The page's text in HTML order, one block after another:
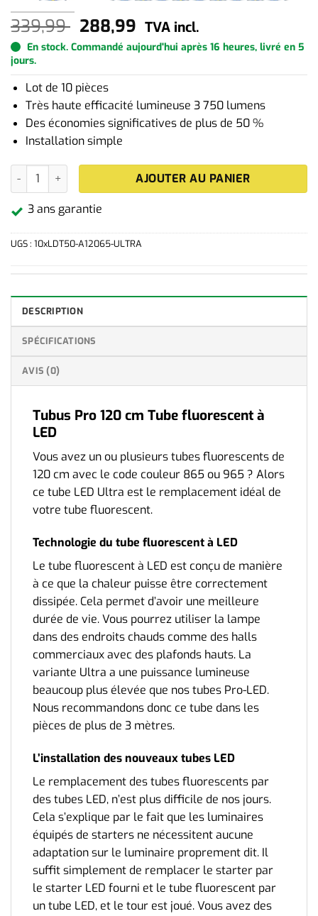
339,99 Le
prix
initial
était :
339,99 .
288,99 Le
prix
actuel
est :
288,99 .
TVA incl.
En stock. Commandé aujourd'hui après 16 heures, livré en 5
jours.
Lot de 10 pièces
Très haute efficacité lumineuse 3 750 lumens
Des économies significatives de plus de 50 %
Installation simple
quantité de Lot de 10 réglettes LED Linear Ultra 120 cm blanc
AJOUTER AU PANIER
3 ans garantie
UGS : 10xLDT50-A12065-ULTRA
DESCRIPTION
SPÉCIFICATIONS
AVIS (0)
Tubus Pro 120 cm Tube fluorescent à
LED
Vous avez un ou plusieurs tubes fluorescents de
120 cm avec le code couleur 865 ou 965 ? Alors
ce tube LED Ultra est le remplacement idéal de
votre tube fluorescent.
Technologie du tube fluorescent à LED
Le tube fluorescent à LED est conçu de manière
à ce que la chaleur puisse être correctement
dissipée. Cela permet d’avoir une meilleure
durée de vie. Vous pourrez utiliser la lampe
dans des endroits chauds comme des halls
commerciaux avec des plafonds hauts. La
variante Ultra a une puissance lumineuse
beaucoup plus élevée que nos tubes Pro-LED.
Nous recommandons donc ce tube dans les
pièces de plus de 3 mètres.
L’installation des nouveaux tubes LED
Le remplacement des tubes fluorescents par
des tubes LED, n’est plus difficile de nos jours.
Cela s’explique par le fait que les luminaires
équipés de starters ne nécessitent aucune
adaptation sur le luminaire proprement dit. Il
suffit simplement de remplacer le starter par
le starter LED fourni et le tube fluorescent par
un tube LED, et le tour est joué. Vous avez des